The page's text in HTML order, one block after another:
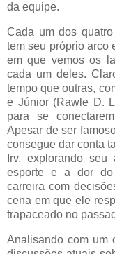
da equipe.
Cada um dos
tem seu próprio arco
em que vemos os
cada um deles.
tempo que outras,
e Júnior (Rawle D.
para se
Apesar de ser
consegue dar conta
Irv, explorando
esporte e a dor do
carreira com
cena em que ele
trapaceado no
Analisando com um